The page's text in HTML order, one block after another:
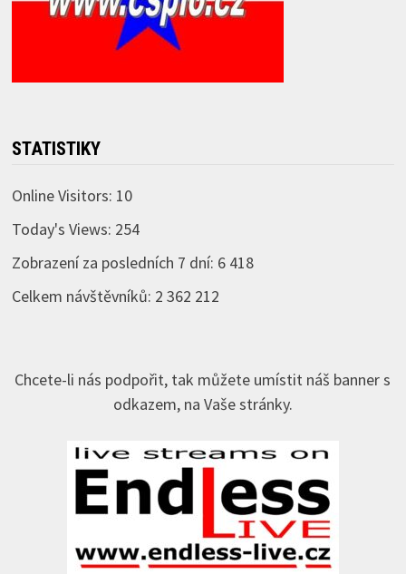
STATISTIKY
Online Visitors: 10
Today's Views: 254
Zobrazení za posledních 7 dní: 6 418
Celkem návštěvníků: 2 362 212
Chcete-li nás podpořit, tak můžete umístit náš banner s
odkazem, na Vaše stránky.